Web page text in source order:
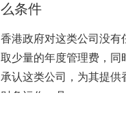
么条件
香港政府对这类公司没有
取少量的年度管理费，同
承认这类公司，为其提供
财务运作。具…